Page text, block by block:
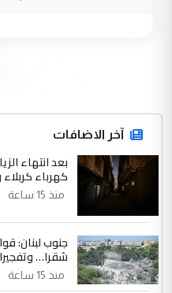
التعليق : قرار
للوزاره ولا للمواطن
الاستماع للمدير
الموضوع :
وزير الصحة
العام في بغداد
سردار
التعليق : واحد من
جنسية الرافد الثالث
آخر الاضافات
بعد انتهاء
كهرباء
منذ 15 ساعة
جنوب لبنان:
شقرا…
منذ 15 ساعة